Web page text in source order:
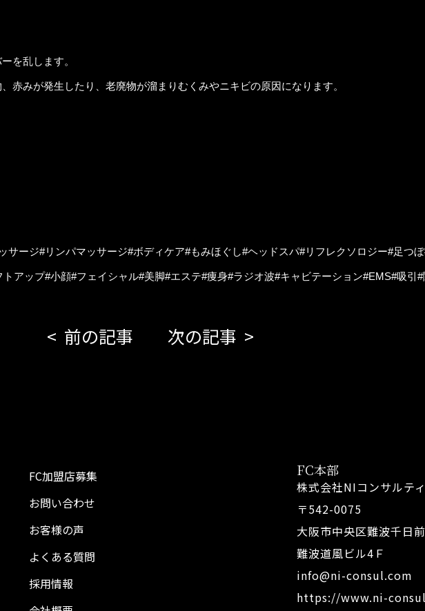
を乱します。
赤みが発生したり、老廃物が溜まりむくみやニキビの原因になります。
サージ#リンパマッサージ#ボディケア#もみほぐし#ヘッドスパ#リフレクソロジー#足つ
アップ#小顔#フェイシャル#美脚#エステ#痩身#ラジオ波#キャビテーション#EMS#吸引
前の記事 次の記事
FC加盟店募集
お問い合わせ
お客様の声
よくある質問
採用情報
FC本部
株式会社NIコンサルテ
〒542-0075
大阪市中央区難波千日
難波道風ビル4Ｆ
info@ni-consul.com
https://www.ni-